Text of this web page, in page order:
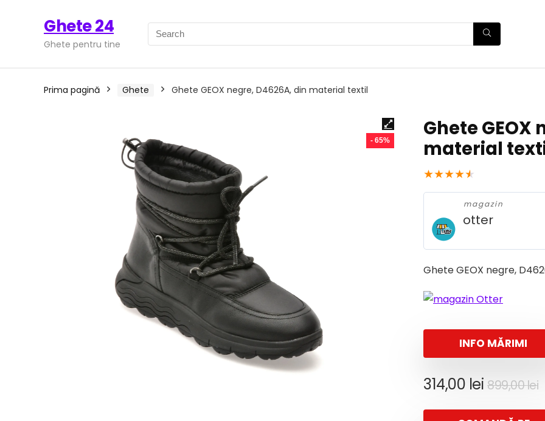
Ghete 24
Ghete pentru tine
Prima pagină Ghete Ghete GEOX negre, D4626A, din material textil
- 65%
Ghete GEOX
material
★★★★★
magazin
otter
Ghete GEOX negre,
INFO MĂRIMI
899,00lei
314,00 lei